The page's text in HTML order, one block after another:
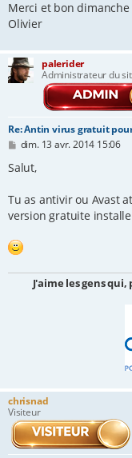
Merci et bon dimanche
Olivier
palerider
Administrateur du
Re: Antin virus gratuit
M
s
g
e
dim. 13 avr. 2014 15:06
Salut,
Tu as antivir ou Avast
version gratuite
J'aime les gens
chrisnad
Visiteur